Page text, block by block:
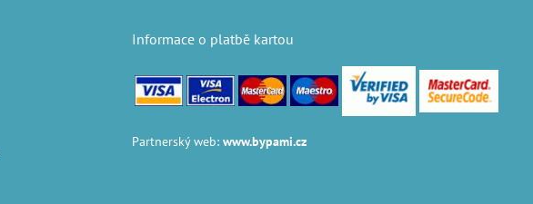
Informace o platbě kartou
Partnerský web:www.bypami.cz